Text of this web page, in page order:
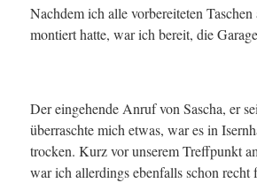
Nachdem ich alle vorbereiteten Taschen
montiert hatte, war ich bereit, die
Der eingehende Anruf von Sascha, er
überraschte mich etwas, war es in
trocken. Kurz vor unserem Treffpunkt
war ich allerdings ebenfalls schon recht